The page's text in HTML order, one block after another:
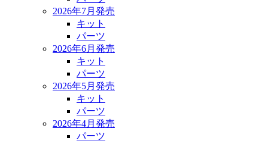
2026年7月発売
キット
パーツ
2026年6月発売
キット
パーツ
2026年5月発売
キット
パーツ
2026年4月発売
パーツ